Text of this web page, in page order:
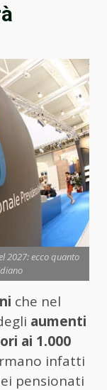
2027: ecco quanto
che nel
aumenti
ai 1.000
infatti
pensionati